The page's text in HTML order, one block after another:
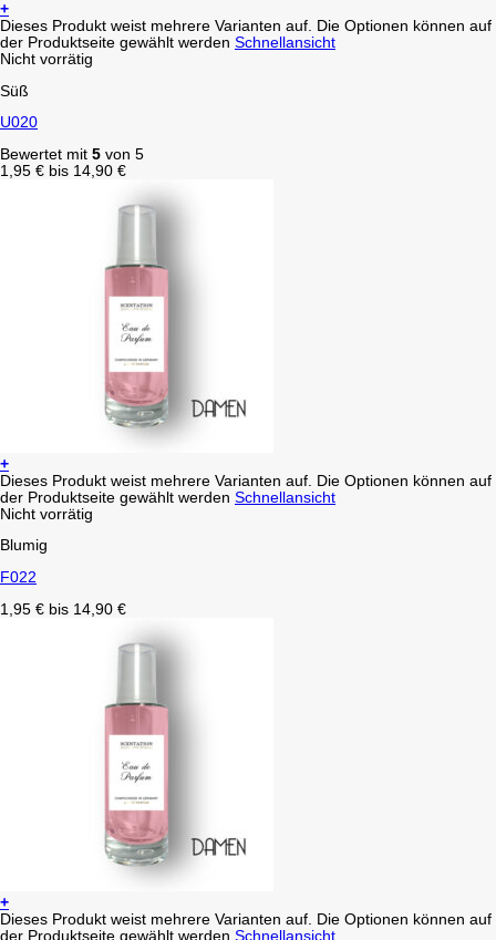
+
Dieses Produkt weist mehrere Varianten auf. Die Optionen können auf
der Produktseite gewählt werden Schnellansicht
Nicht vorrätig
Süß
U020
Bewertet mit 5 von 5
1,95 € bis 14,90 €
+
Dieses Produkt weist mehrere Varianten auf. Die Optionen können auf
der Produktseite gewählt werden Schnellansicht
Nicht vorrätig
Blumig
F022
1,95 € bis 14,90 €
+
Dieses Produkt weist mehrere Varianten auf. Die Optionen können auf
der Produktseite gewählt werden Schnellansicht